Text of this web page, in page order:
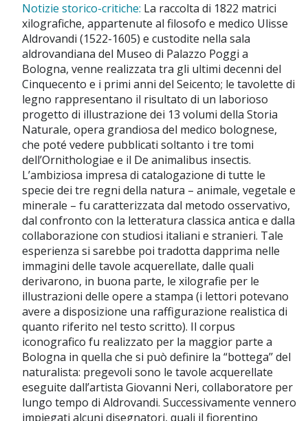
Notizie storico-critiche: La raccolta di 1822 matrici
xilografiche, appartenute al filosofo e medico Ulisse
Aldrovandi (1522-1605) e custodite nella sala
aldrovandiana del Museo di Palazzo Poggi a
Bologna, venne realizzata tra gli ultimi decenni del
Cinquecento e i primi anni del Seicento; le tavolette di
legno rappresentano il risultato di un laborioso
progetto di illustrazione dei 13 volumi della Storia
Naturale, opera grandiosa del medico bolognese,
che poté vedere pubblicati soltanto i tre tomi
dell’Ornithologiae e il De animalibus insectis.
L’ambiziosa impresa di catalogazione di tutte le
specie dei tre regni della natura – animale, vegetale e
minerale – fu caratterizzata dal metodo osservativo,
dal confronto con la letteratura classica antica e dalla
collaborazione con studiosi italiani e stranieri. Tale
esperienza si sarebbe poi tradotta dapprima nelle
immagini delle tavole acquerellate, dalle quali
derivarono, in buona parte, le xilografie per le
illustrazioni delle opere a stampa (i lettori potevano
avere a disposizione una raffigurazione realistica di
quanto riferito nel testo scritto). Il corpus
iconografico fu realizzato per la maggior parte a
Bologna in quella che si può definire la “bottega’’ del
naturalista: pregevoli sono le tavole acquerellate
eseguite dall’artista Giovanni Neri, collaboratore per
lungo tempo di Aldrovandi. Successivamente vennero
impiegati alcuni disegnatori, quali il fiorentino